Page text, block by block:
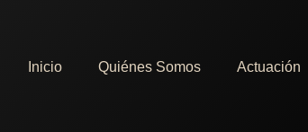
Inicio Quiénes Somos Actuación